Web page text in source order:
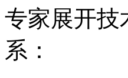
专家展开技
系：